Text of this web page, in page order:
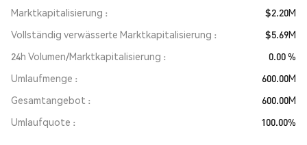
Marktkapitalisierung
$2.20M
Vollständig verwässerte Marktkapitalisierung
$5.69M
24h Volumen/Marktkapitalisierung
0.00 %
Umlaufmenge
600.00M
Gesamtangebot
600.00M
Umlaufquote
100.00%